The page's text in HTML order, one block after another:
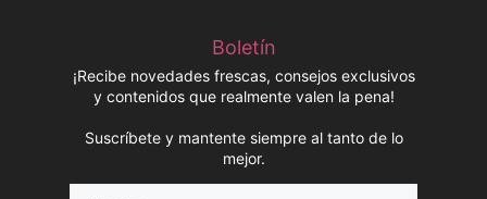
Boletín
¡Recibe novedades frescas, consejos exclusivos
y contenidos que realmente valen la pena!
Suscríbete y mantente siempre al tanto de lo
mejor.